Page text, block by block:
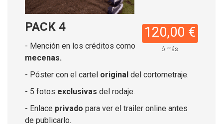
120,00 €
ó más
PACK 4
- Mención en los créditos como
mecenas.
- Póster con el cartel original del cortometraje.
- 5 fotos exclusivas del rodaje.
- Enlace privado para ver el trailer online antes
de publicarlo.